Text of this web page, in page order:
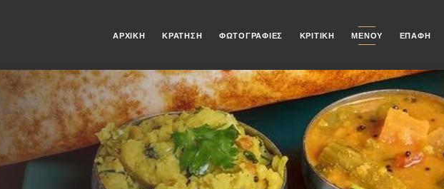
ΑΡΧΙΚΉ ΚΡΆΤΗΣΗ ΦΩΤΟΓΡΑΦΊΕΣ ΚΡΙΤΙΚΉ ΜΕΝΟΎ ΕΠΑΦΉ